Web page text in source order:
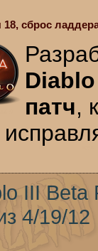
18, сброс
патч,
III Beta
4/19/12